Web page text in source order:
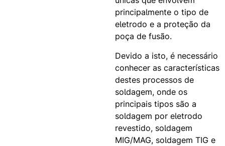
principalmente o tipo de
eletrodo e a proteção da
poça de fusão.
Devido a isto, é necessário
conhecer as características
destes processos de
soldagem, onde os
principais tipos são a
soldagem por eletrodo
revestido, soldagem
MIG/MAG, soldagem TIG e